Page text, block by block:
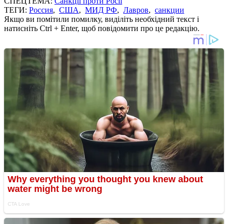
ТЕГИ: Россия, США, МИД РФ, Лавров, санкции
Якщо ви помітили помилку, виділіть необхідний текст і
натисніть Ctrl + Enter, щоб повідомити про це редакцію.